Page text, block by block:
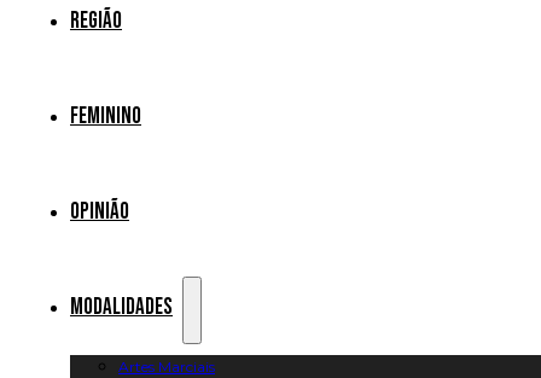
Região
Feminino
Opinião
Modalidades
Artes Marciais